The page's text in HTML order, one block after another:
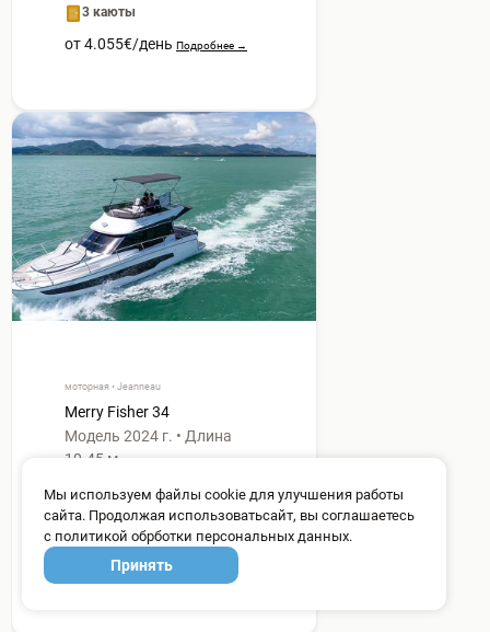
3 каюты
от 4.055€/день Подробнее →
моторная • Jeanneau
Merry Fisher 34
Модель 2024 г. • Длина
10.45 м
8 гостей
3 каюты
от 1.465€/4 часа Подробнее →
Мы используем файлы cookie для улучшения работы
сайта. Продолжая использоватьсайт, вы соглашаетесь
с политикой обрботки персональных данных.
Принять